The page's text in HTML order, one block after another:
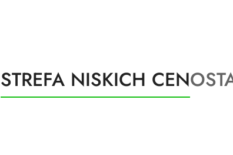
Produkty
o
STREFA NISKICH CEN
o